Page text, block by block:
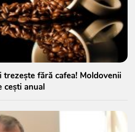
trezește fără cafea! Moldovenii
cești anual